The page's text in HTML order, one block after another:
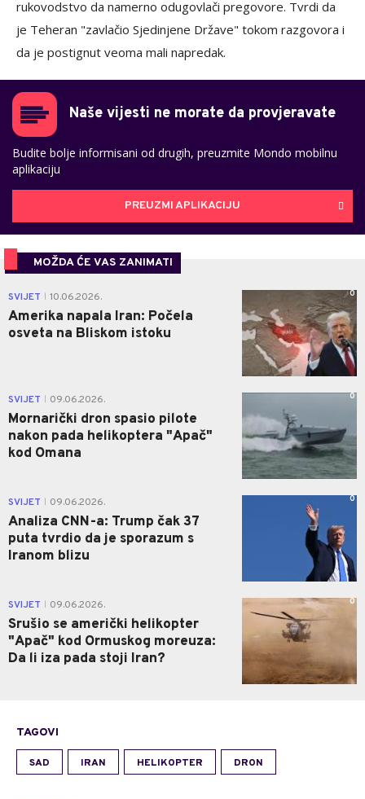
rukovodstvo da namerno odugovlači pregovore. Tvrdi da
je Teheran "zavlačio Sjedinjene Države" tokom razgovora i
da je postignut veoma mali napredak.
Naše vijesti ne morate da provjeravate
Budite bolje informisani od drugih, preuzmite Mondo mobilnu
aplikaciju
PREUZMI APLIKACIJU
MOŽDA ĆE VAS ZANIMATI
SVIJET 10.06.2026.
Amerika napala Iran: Počela
osveta na Bliskom istoku
0
SVIJET 09.06.2026.
Mornarički dron spasio pilote
nakon pada helikoptera "Apač"
kod Omana
0
SVIJET 09.06.2026.
Analiza CNN-a: Trump čak 37
puta tvrdio da je sporazum s
Iranom blizu
0
SVIJET 09.06.2026.
Srušio se američki helikopter
"Apač" kod Ormuskog moreuza:
Da li iza pada stoji Iran?
0
TAGOVI
SAD IRAN HELIKOPTER DRON